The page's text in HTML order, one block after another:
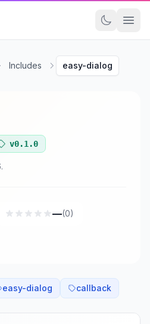
Includes easy-dialog
v0.1.0
—(0)
easy-dialog callback